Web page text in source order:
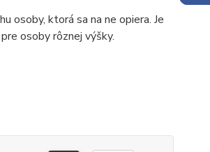
osoby, ktorá sa na ne opiera. Je
osoby rôznej výšky.